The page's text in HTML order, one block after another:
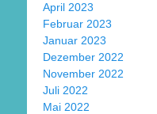
April 2023
Februar 2023
Januar 2023
Dezember 2022
November 2022
Juli 2022
Mai 2022